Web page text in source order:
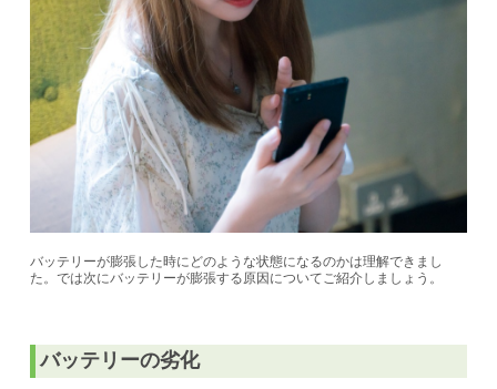
バッテリーが膨張した時にどのような状態になるのかは理解できまし
た。では次にバッテリーが膨張する原因についてご紹介しましょう。
バッテリーの劣化